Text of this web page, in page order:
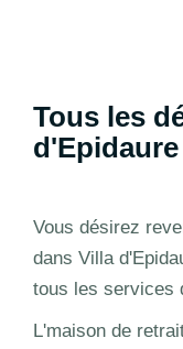
Tous les
d'Epidaure
Vous désirez
dans Villa
tous les services
L'maison de